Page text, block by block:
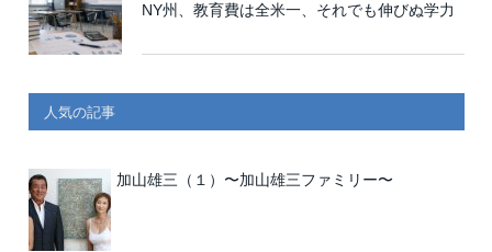
NY州、教育費は全米一、それでも伸びぬ学力
人気の記事
加山雄三（１）〜加山雄三ファミリー〜